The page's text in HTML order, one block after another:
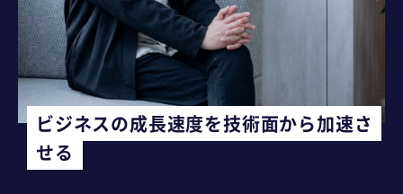
ビジネスの成長速度を技術面から加速さ
せる